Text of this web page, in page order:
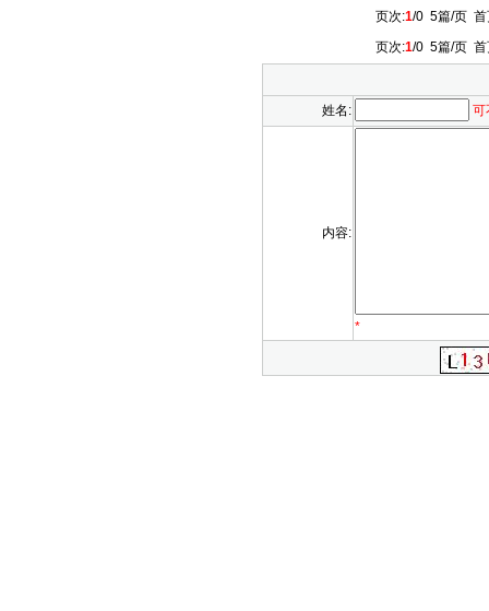
页次:1/0 5篇/页
页次:1/0 5篇/页
姓名: 可
内容:
*